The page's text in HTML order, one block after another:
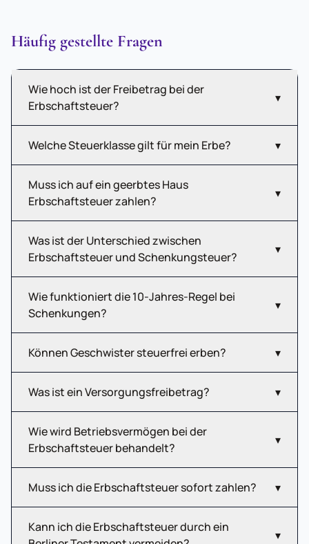
Häufig gestellte Fragen
Wie hoch ist der Freibetrag bei der
Erbschaftsteuer?
▾
Welche Steuerklasse gilt für mein Erbe? ▾
Muss ich auf ein geerbtes Haus
Erbschaftsteuer zahlen?
▾
Was ist der Unterschied zwischen
Erbschaftsteuer und Schenkungsteuer?
▾
Wie funktioniert die 10-Jahres-Regel bei
Schenkungen?
▾
Können Geschwister steuerfrei erben? ▾
Was ist ein Versorgungsfreibetrag? ▾
Wie wird Betriebsvermögen bei der
Erbschaftsteuer behandelt?
▾
Muss ich die Erbschaftsteuer sofort zahlen? ▾
Kann ich die Erbschaftsteuer durch ein
▾